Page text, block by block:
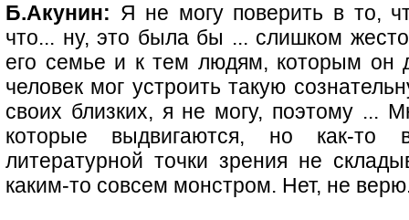
Б.Акунин: Я не могу поверить в то,
что... ну, это была бы ... слишком
его семье и к тем людям, которым он
человек мог устроить такую
своих близких, я не могу, поэтому ...
которые выдвигаются, но как-то
литературной точки зрения не
каким-то совсем монстром. Нет, не